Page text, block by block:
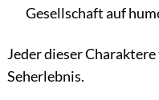
Gesellschaft auf
Jeder dieser
Seherlebnis.